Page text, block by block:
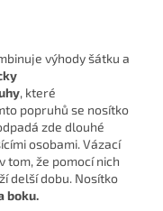
výhody šátku a
, které
popruhů se nosítko
zde dlouhé
osobami. Vázací
tom, že pomocí nich
delší dobu. Nosítko
boku.